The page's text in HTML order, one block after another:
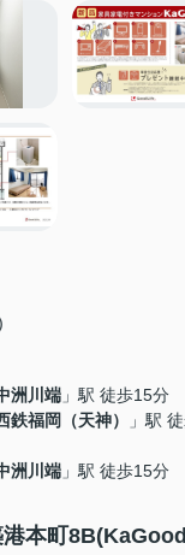
洲川端 」駅 徒歩15分
鉄福岡（天神）
」駅
洲川端 」駅 徒歩15分
本町